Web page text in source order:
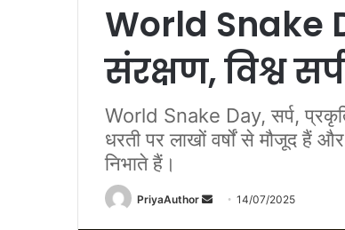
World Snake
संरक्षण, विश्व
World Snake Day, सर्प,
धरती पर लाखों वर्षों से मौजूद हैं
निभाते हैं।
PriyaAuthor 14/07/2025